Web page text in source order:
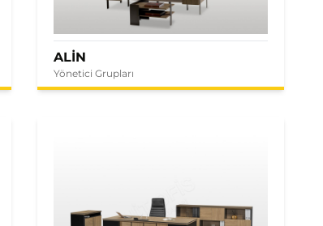
ALİN
Yönetici Grupları